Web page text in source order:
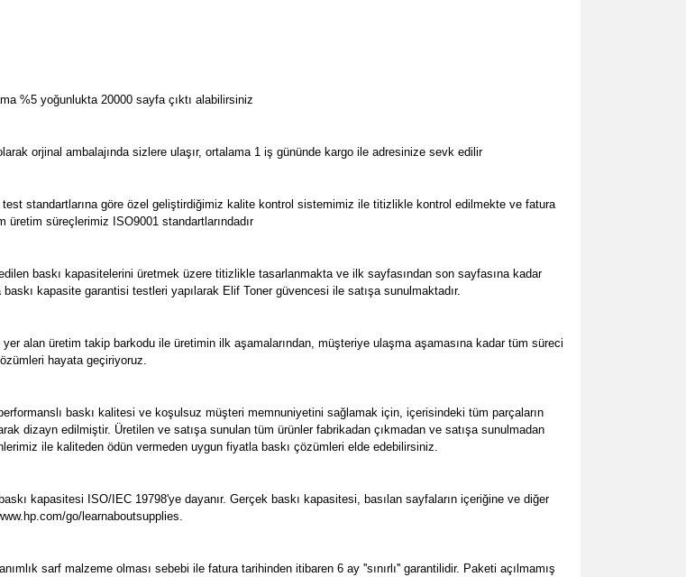
%5 yoğunlukta 20000 sayfa çıktı alabilirsiniz
orjinal ambalajında sizlere ulaşır, ortalama 1 iş gününde kargo ile adresinize sevk edilir
standartlarına göre özel geliştirdiğimiz kalite kontrol sistemimiz ile titizlikle kontrol edilmekte ve fatura
üretim süreçlerimiz ISO9001 standartlarındadır
baskı kapasitelerini üretmek üzere titizlikle tasarlanmakta ve ilk sayfasından son sayfasına kadar
kapasite garantisi testleri yapılarak Elif Toner güvencesi ile satışa sunulmaktadır.
alan üretim takip barkodu ile üretimin ilk aşamalarından, müşteriye ulaşma aşamasına kadar tüm süreci
hayata geçiriyoruz.
baskı kalitesi ve koşulsuz müşteri memnuniyetini sağlamak için, içerisindeki tüm parçaların
dizayn edilmiştir. Üretilen ve satışa sunulan tüm ürünler fabrikadan çıkmadan ve satışa sunulmadan
ile kaliteden ödün vermeden uygun fiyatla baskı çözümleri elde edebilirsiniz.
kapasitesi ISO/IEC 19798'ye dayanır. Gerçek baskı kapasitesi, basılan sayfaların içeriğine ve diğer
go/learnaboutsupplies.
sarf malzeme olması sebebi ile fatura tarihinden itibaren 6 ay ''sınırlı'' garantilidir. Paketi açılmamış